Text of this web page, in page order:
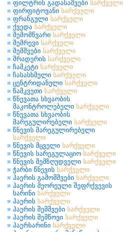
ფილტრის გადასაშვები სარქველი
ფირფიტოვანი სარქველი
ფრანგული სარქველი
ქვედა სარქველი
შემომწვარი სარქველი
შემრევი სარქველი
შემშვები სარქველი
შრადერის სარქველი
ჩამკეტი სარქველი
ჩასასხმელი სარქველი
ცენტრიდანული სარქველი
წამკვეთი სარქველი
წნევათა სხვაობის
მაკონტროლებელი სარქველი
წნევათა სხვაობის
მარეგულირებელი სარქველი
წნევის მარეგულირებელი
სარქველი
წნევის მცველი სარქველი
წნევის სარეგულაციო სარქველი
წნევის შემზღუდველი სარქველი
ჭარბი წნევის სარქველი
ჰაერის გამომშვები სარქველი
ჰაერის მეორეული შეფრქვევის
სარინი სარქველი
ჰაერის სარქველი
ჰაერის შემშვები სარქველი
ჰაერის შემწოვი სარქველი
ჰაერსარინი სარქველი